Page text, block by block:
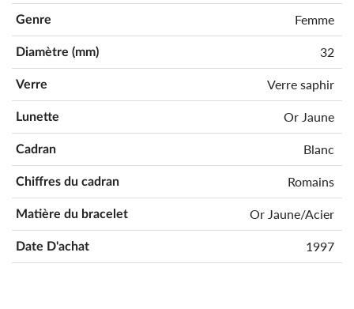
Genre Femme
Diamètre (mm) 32
Verre Verre saphir
Lunette Or Jaune
Cadran Blanc
Chiffres du cadran Romains
Matière du bracelet Or Jaune/Acier
Date D'achat 1997